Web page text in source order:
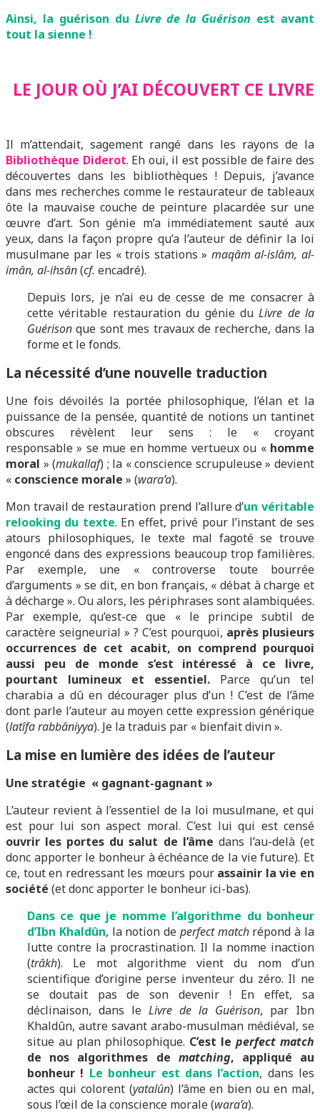
Ainsi, la guérison du Livre de la Guérison est avant
tout la sienne !
LE JOUR OÙ J’AI DÉCOUVERT CE LIVRE
Il m’attendait, sagement rangé dans les rayons de la
Bibliothèque Diderot. Eh oui, il est possible de faire des
découvertes dans les bibliothèques ! Depuis, j’avance
dans mes recherches comme le restaurateur de tableaux
ôte la mauvaise couche de peinture placardée sur une
œuvre d’art. Son génie m’a immédiatement sauté aux
yeux, dans la façon propre qu’a l’auteur de définir la loi
musulmane par les « trois stations » maqâm al-islâm, al-
imân, al-ihsân(cf. encadré).
Depuis lors, je n’ai eu de cesse de me consacrer à
cette véritable restauration du génie duLivre de la
Guérison que sont mes travaux de recherche, dans la
forme et le fonds.
La nécessité d’une nouvelle traduction
Une fois dévoilés la portée philosophique, l’élan et la
puissance de la pensée, quantité de notions un tantinet
obscures révèlent leur sens : le « croyant
responsable » se mue en homme vertueux ou « homme
moral » (mukallaf) ; la « conscience scrupuleuse » devient
« conscience morale » (wara’a).
Mon travail de restauration prend l’allure d’un véritable
relooking du texte. En effet, privé pour l’instant de ses
atours philosophiques, le texte mal fagoté se trouve
engoncé dans des expressions beaucoup trop familières.
Par exemple, une « controverse toute bourrée
d’arguments » se dit, en bon français, « débat à charge et
à décharge ». Ou alors, les périphrases sont alambiquées.
Par exemple, qu’est-ce que « le principe subtil de
caractère seigneurial » ? C’est pourquoi, après plusieurs
occurrences de cet acabit, on comprend pourquoi
aussi peu de monde s’est intéressé à ce livre,
pourtant lumineux et essentiel. Parce qu’un tel
charabia a dû en décourager plus d’un ! C’est de l’âme
dont parle l’auteur au moyen cette expression générique
(latîfarabbâniyya). Je la traduis par « bienfait divin ».
La mise en lumière des idées de l’auteur
Une stratégie « gagnant-gagnant »
L’auteur revient à l’essentiel de la loi musulmane, et qui
est pour lui son aspect moral. C’est lui qui est censé
ouvrir les portes du salut de l’âme dans l’au-delà (et
donc apporter le bonheur à échéance de la vie future). Et
ce, tout en redressant les mœurs pour assainir la vie en
société (et donc apporter le bonheur ici-bas).
Dans ce que je nomme l’algorithme du bonheur
d’Ibn Khaldûn, la notion de perfect match répond à la
lutte contre la procrastination. Il la nomme inaction
(trâkh). Le mot algorithme vient du nom d’un
scientifique d’origine perse inventeur du zéro. Il ne
se doutait pas de son devenir ! En effet, sa
déclinaison, dans le Livre de la Guérison, par Ibn
Khaldûn, autre savant arabo-musulman médiéval, se
situe au plan philosophique. C’est le perfect match
de nos algorithmes de matching, appliqué au
bonheur ! Le bonheur est dans l’action, dans les
actes qui colorent (yatalûn) l’âme en bien ou en mal,
sous l’œil de la conscience morale (wara’a).